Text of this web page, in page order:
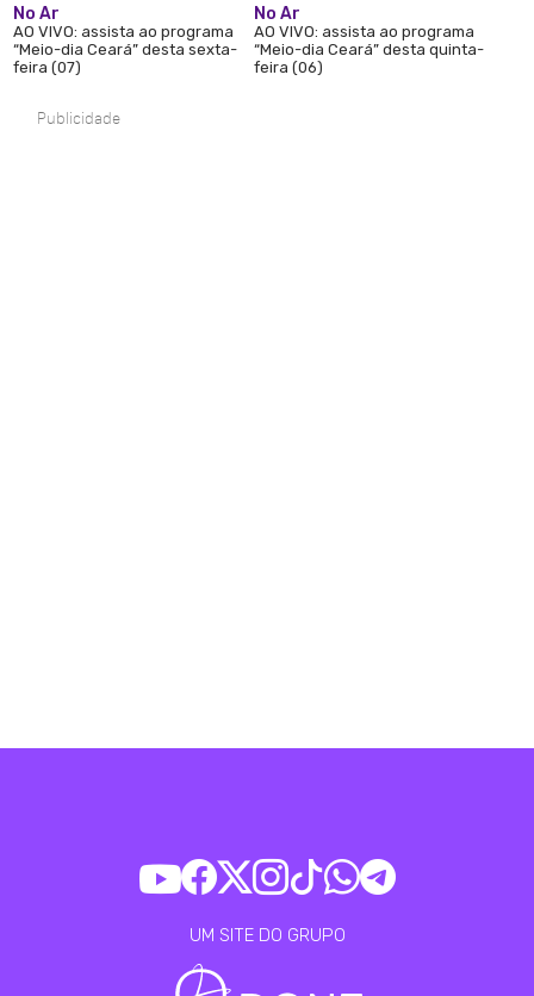
No Ar
AO VIVO: assista ao programa
“Meio-dia Ceará” desta sexta-
feira (07)
No Ar
AO VIVO: assista ao programa
“Meio-dia Ceará” desta quinta-
feira (06)
Publicidade
UM SITE DO GRUPO